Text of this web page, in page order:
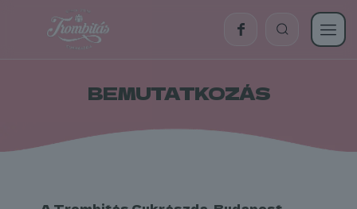
BEMUTATKOZÁS